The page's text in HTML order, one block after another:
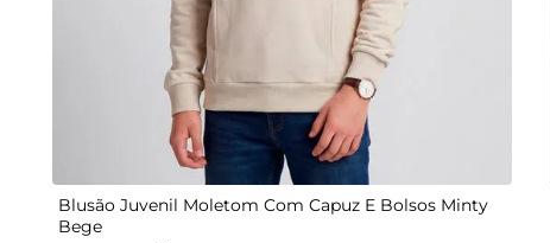
12 16 18
Blusão Juvenil Moletom Com Capuz E Bolsos Minty
Bege